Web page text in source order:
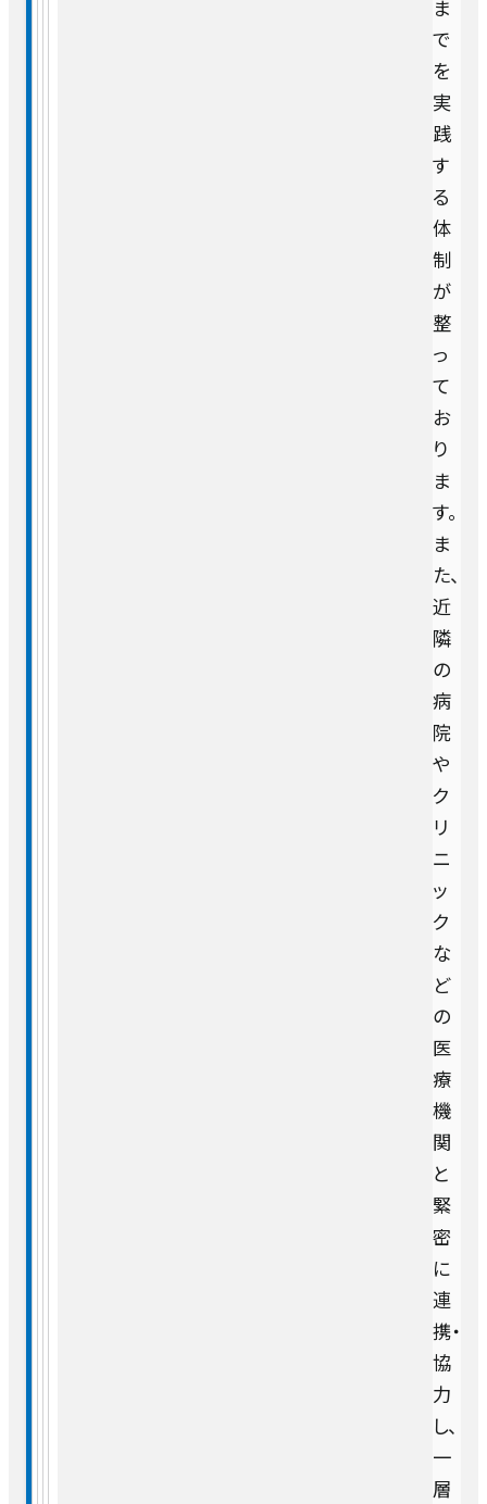
ま
で
を
実
践
す
る
体
制
が
整
っ
て
お
り
ま
す。
ま
た、
近
隣
の
病
院
や
ク
リ
ニ
ッ
ク
な
ど
の
医
療
機
関
と
緊
密
に
連
携・
協
力
し、
一
層